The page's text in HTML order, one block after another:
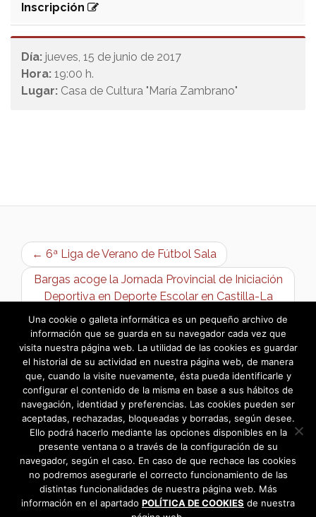
Inscripción
Día: jueves, 15 de junio de 2017
Hora: 19:00 h.
Lugar: Casa de Cultura "María Zambrano"
← 6ª Liga de Verano de Fútbol Sala
Bargas acoge la Jornada Provincial de Iniciación
Deportiva en Deporte Escolar en Castilla-La
Mancha →
Una cookie o galleta informática es un pequeño archivo de
información que se guarda en su navegador cada vez que
visita nuestra página web. La utilidad de las cookies es guardar
el historial de su actividad en nuestra página web, de manera
que, cuando la visite nuevamente, ésta pueda identificarle y
configurar el contenido de la misma en base a sus hábitos de
navegación, identidad y preferencias. Las cookies pueden ser
aceptadas, rechazadas, bloqueadas y borradas, según desee.
Ello podrá hacerlo mediante las opciones disponibles en la
presente ventana o a través de la configuración de su
navegador, según el caso. En caso de que rechace las cookies
no podremos asegurarle el correcto funcionamiento de las
distintas funcionalidades de nuestra página web. Más
información en el apartado POLÍTICA DE COOKIES de nuestra